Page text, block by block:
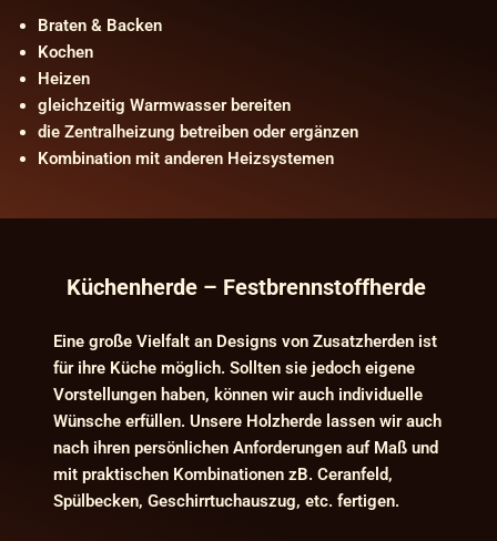
Braten & Backen
Kochen
Heizen
gleichzeitig Warmwasser bereiten
die Zentralheizung betreiben oder ergänzen
Kombination mit anderen Heizsystemen
Küchenherde – Festbrennstoffherde
Eine große Vielfalt an Designs von Zusatzherden ist
für ihre Küche möglich. Sollten sie jedoch eigene
Vorstellungen haben, können wir auch individuelle
Wünsche erfüllen. Unsere Holzherde lassen wir auch
nach ihren persönlichen Anforderungen auf Maß und
mit praktischen Kombinationen zB. Ceranfeld,
Spülbecken, Geschirrtuchauszug, etc. fertigen.